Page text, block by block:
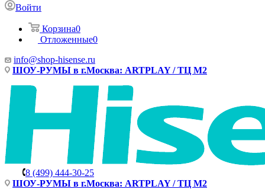
Войти
Корзина0
Отложенные0
info@shop-hisense.ru
ШОУ-РУМЫ в г.Москва: ARTPLAY / ТЦ М2
8 (499) 444-30-25
ШОУ-РУМЫ в г.Москва: ARTPLAY / ТЦ М2